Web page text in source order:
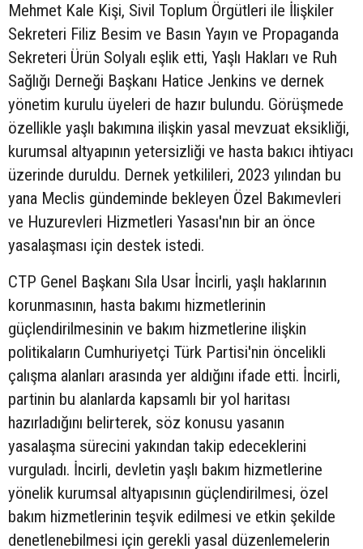
Mehmet Kale Kişi, Sivil Toplum Örgütleri ile İlişkiler
Sekreteri Filiz Besim ve Basın Yayın ve Propaganda
Sekreteri Ürün Solyalı eşlik etti, Yaşlı Hakları ve Ruh
Sağlığı Derneği Başkanı Hatice Jenkins ve dernek
yönetim kurulu üyeleri de hazır bulundu. Görüşmede
özellikle yaşlı bakımına ilişkin yasal mevzuat eksikliği,
kurumsal altyapının yetersizliği ve hasta bakıcı ihtiyacı
üzerinde duruldu. Dernek yetkilileri, 2023 yılından bu
yana Meclis gündeminde bekleyen Özel Bakımevleri
ve Huzurevleri Hizmetleri Yasası'nın bir an önce
yasalaşması için destek istedi.
CTP Genel Başkanı Sıla Usar İncirli, yaşlı haklarının
korunmasının, hasta bakımı hizmetlerinin
güçlendirilmesinin ve bakım hizmetlerine ilişkin
politikaların Cumhuriyetçi Türk Partisi'nin öncelikli
çalışma alanları arasında yer aldığını ifade etti. İncirli,
partinin bu alanlarda kapsamlı bir yol haritası
hazırladığını belirterek, söz konusu yasanın
yasalaşma sürecini yakından takip edeceklerini
vurguladı. İncirli, devletin yaşlı bakım hizmetlerine
yönelik kurumsal altyapısının güçlendirilmesi, özel
bakım hizmetlerinin teşvik edilmesi ve etkin şekilde
denetlenebilmesi için gerekli yasal düzenlemelerin